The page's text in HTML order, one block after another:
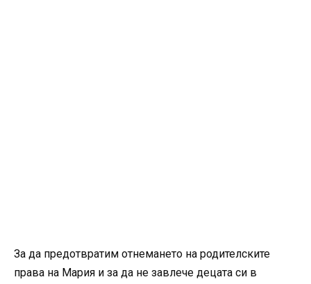
За да предотвратим отнемането на родителските
права на Мария и за да не завлече децата си в